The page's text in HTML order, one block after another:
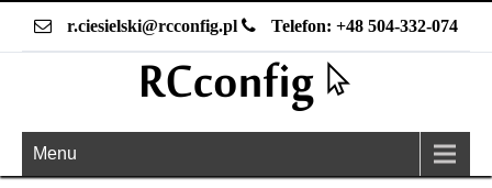
r.ciesielski@rcconfig.pl Telefon: +48 504-332-074
Menu